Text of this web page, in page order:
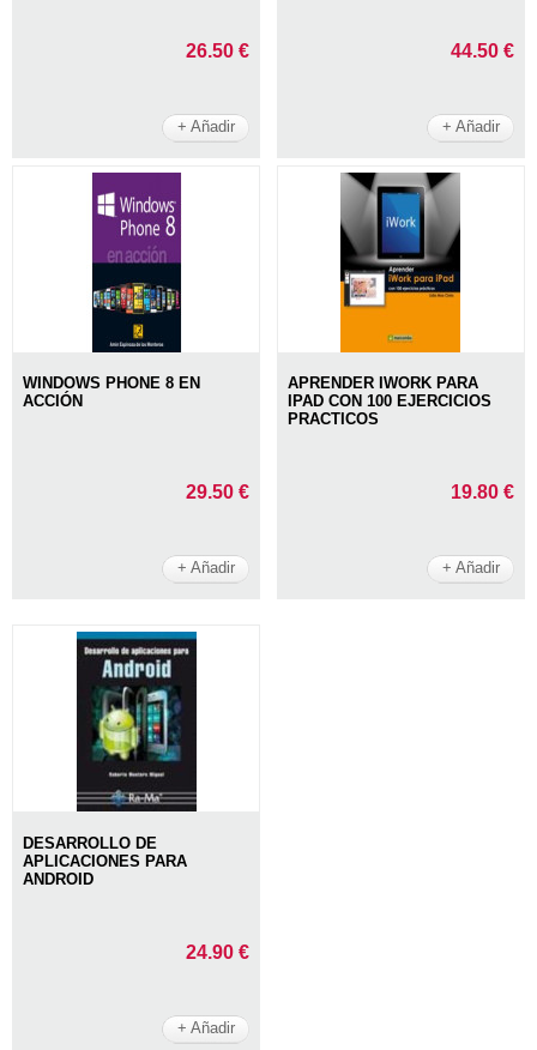
26.50 €
+ Añadir
44.50 €
+ Añadir
WINDOWS PHONE 8 EN
ACCIÓN
29.50 €
+ Añadir
APRENDER IWORK PARA
IPAD CON 100 EJERCICIOS
PRACTICOS
19.80 €
+ Añadir
DESARROLLO DE
APLICACIONES PARA
ANDROID
24.90 €
+ Añadir